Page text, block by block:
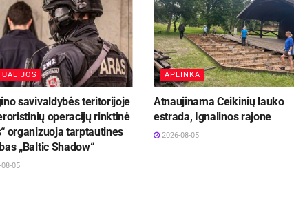
savivaldybės teritorijoje
operacijų rinktinė
organizuoja tarptautines
„Baltic Shadow“
05
APLINKA
Atnaujinama Ceikinių lauko
estrada, Ignalinos rajone
2026-08-05